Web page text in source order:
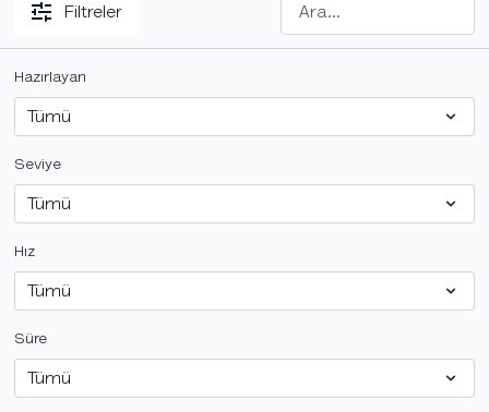
Filtreler
Hazırlayan
Seviye
Hız
Süre